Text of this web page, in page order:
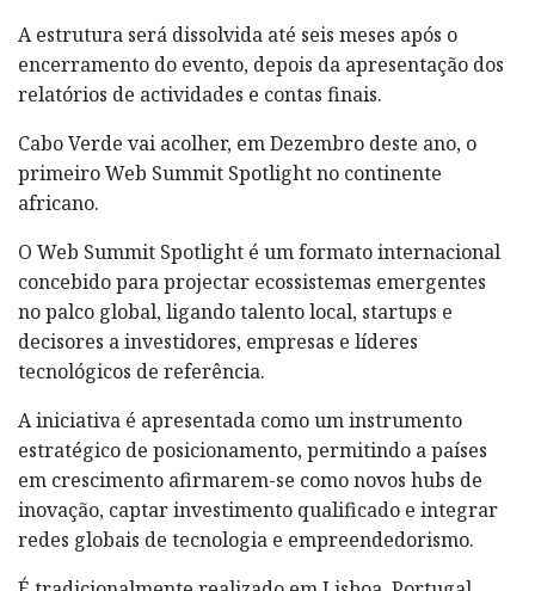
A estrutura será dissolvida até seis meses após o
encerramento do evento, depois da apresentação dos
relatórios de actividades e contas finais.
Cabo Verde vai acolher, em Dezembro deste ano, o
primeiro Web Summit Spotlight no continente
africano.
O Web Summit Spotlight é um formato internacional
concebido para projectar ecossistemas emergentes
no palco global, ligando talento local, startups e
decisores a investidores, empresas e líderes
tecnológicos de referência.
A iniciativa é apresentada como um instrumento
estratégico de posicionamento, permitindo a países
em crescimento afirmarem-se como novos hubs de
inovação, captar investimento qualificado e integrar
redes globais de tecnologia e empreendedorismo.